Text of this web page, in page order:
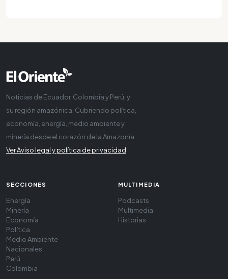
Noticias de Ecuador, Colombia y Perú, y
su región amazónica. Cubriendo política,
economía, energía, medio ambiente y
minería desde el corazón de la Amazonía
Ver Aviso legal y política de privacidad
SECCIONES
Energía
Minería
Economía
Política
Medio Ambiente
Nacionales
Perú
Colombia
MULTIMEDIA
Podcasts
Multimedia
Historias